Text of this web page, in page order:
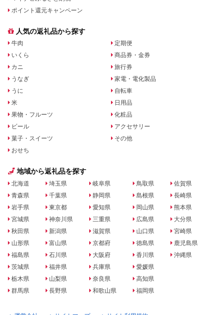
ポイント還元キャンペーン
人気の返礼品から探す
牛肉
いくら
カニ
うなぎ
うに
米
果物・フルーツ
ビール
菓子・スイーツ
おせち
定期便
商品券・金券
旅行券
家電・電化製品
自転車
日用品
化粧品
アクセサリー
その他
地域から返礼品を探す
北海道
青森県
岩手県
宮城県
秋田県
山形県
福島県
茨城県
栃木県
群馬県
埼玉県
千葉県
東京都
神奈川県
新潟県
富山県
石川県
福井県
山梨県
長野県
岐阜県
静岡県
愛知県
三重県
滋賀県
京都府
大阪府
兵庫県
奈良県
和歌山県
鳥取県
島根県
岡山県
広島県
山口県
徳島県
香川県
愛媛県
高知県
福岡県
佐賀県
長崎県
熊本県
大分県
宮崎県
鹿児島県
沖縄県